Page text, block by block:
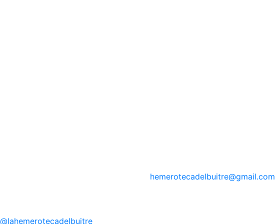
hemerotecadelbuitre@gmail.com
@lahemerotecadelbuitre